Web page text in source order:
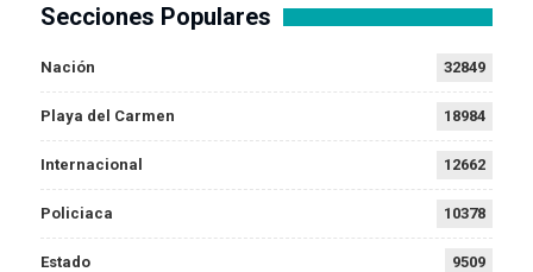
Secciones Populares
Nación 32849
Playa del Carmen 18984
Internacional 12662
Policiaca 10378
Estado 9509